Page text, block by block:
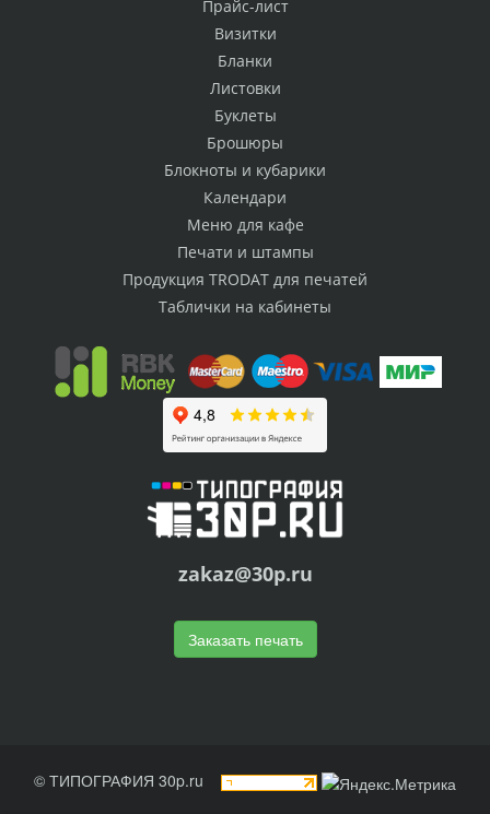
Прайс-лист
Визитки
Бланки
Листовки
Буклеты
Брошюры
Блокноты и кубарики
Календари
Меню для кафе
Печати и штампы
Продукция TRODAT для печатей
Таблички на кабинеты
zakaz@30p.ru
Заказать печать
© ТИПОГРАФИЯ 30p.ru